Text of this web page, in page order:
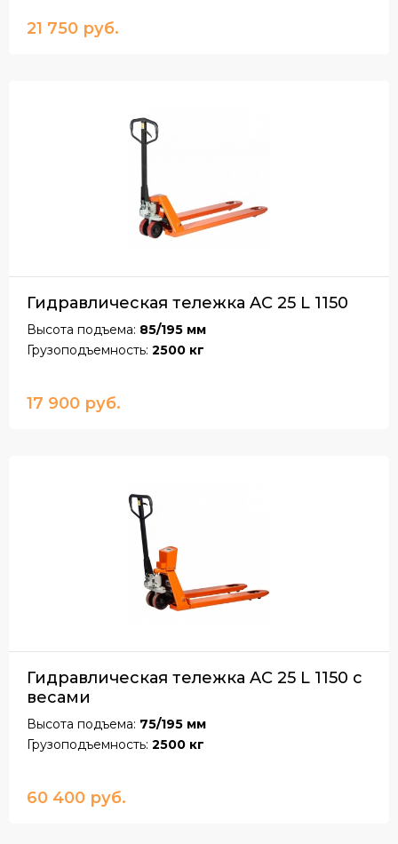
21 750 руб.
Гидравлическая тележка AC 25 L 1150
Высота подъема: 85/195 мм
Грузоподъемность: 2500 кг
17 900 руб.
Гидравлическая тележка AC 25 L 1150 с
весами
Высота подъема: 75/195 мм
Грузоподъемность: 2500 кг
60 400 руб.